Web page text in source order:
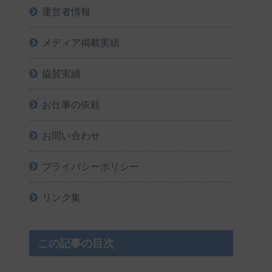
運営者情報
メディア掲載実績
協賛実績
お仕事の依頼
お問い合わせ
プライバシーポリシー
リンク集
この記事の目次